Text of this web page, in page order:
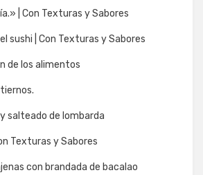
| Con Texturas y Sabores
sushi | Con Texturas y Sabores
de los alimentos
salteado de lombarda
Texturas y Sabores
con brandada de bacalao